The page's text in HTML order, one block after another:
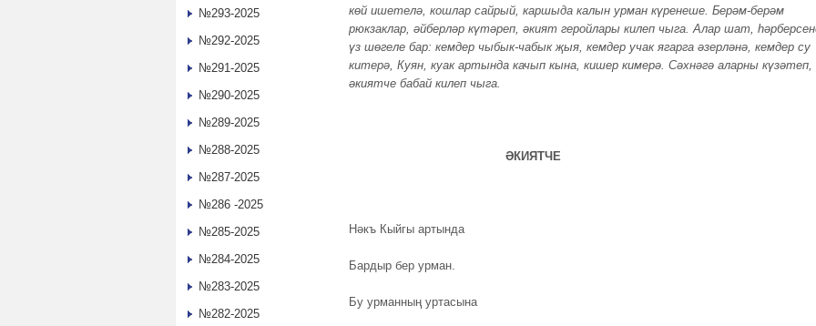
көй ишетелә, кошлар сайрый, каршыда калын урман күренеше. Берәм-берәм
рюкзаклар, әйберләр күтәреп, әкият геройлары килеп чыга. Алар шат,
үз шөгеле бар: кемдер чыбык-чабык җыя, кемдер учак ягарга әзерләнә, кемдер су
китерә, Куян, куак артында качып кына, кишер кимерә. Сәхнәгә аларны күзәтеп,
әкиятче бабай килеп чыга.
ӘКИЯТЧЕ
Нәкъ Кыйгы артында
Бардыр бер урман.
Бу урманның уртасына
№293-2025
№292-2025
№291-2025
№290-2025
№289-2025
№288-2025
№287-2025
№286 -2025
№285-2025
№284-2025
№283-2025
№282-2025